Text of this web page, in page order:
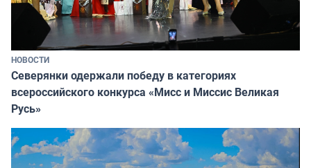
НОВОСТИ
Северянки одержали победу в категориях
всероссийского конкурса «Мисс и Миссис Великая
Русь»